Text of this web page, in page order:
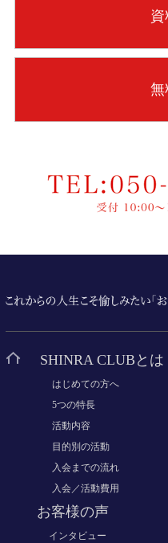
無
SHINRA CLUBとは
はじめての方へ
5つの特長
活動内容
目的別の活動
入会までの流れ
入会／活動費用
お客様の声
インタビュー